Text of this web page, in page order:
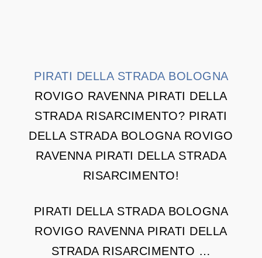
PIRATI DELLA STRADA BOLOGNA
ROVIGO RAVENNA PIRATI DELLA
STRADA RISARCIMENTO? PIRATI
DELLA STRADA BOLOGNA ROVIGO
RAVENNA PIRATI DELLA STRADA
RISARCIMENTO!
PIRATI DELLA STRADA BOLOGNA
ROVIGO RAVENNA PIRATI DELLA
STRADA RISARCIMENTO …